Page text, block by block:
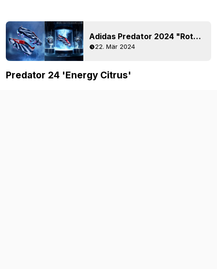
Adidas Predator 2024 "Roteiro" Euro 2004 Fußballschuhe veröffentlicht
22. Mär 2024
Predator 24 'Energy Citrus'